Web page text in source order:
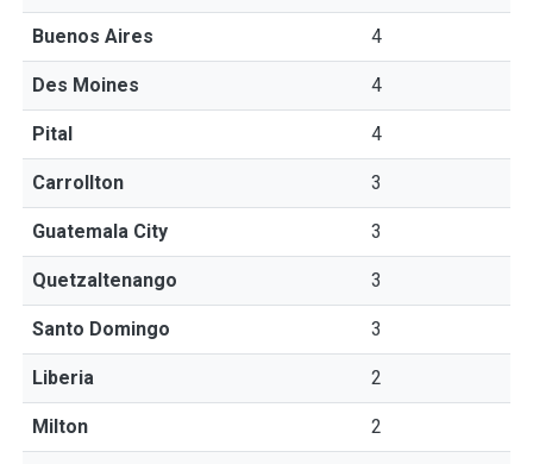
Buenos Aires 4
Des Moines 4
Pital 4
Carrollton 3
Guatemala City 3
Quetzaltenango 3
Santo Domingo 3
Liberia 2
Milton 2